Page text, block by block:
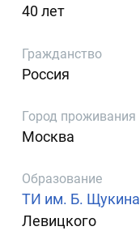
40 лет
Гражданство
Россия
Город проживания
Москва
Образование
ТИ им. Б. Щукина
Левицкого